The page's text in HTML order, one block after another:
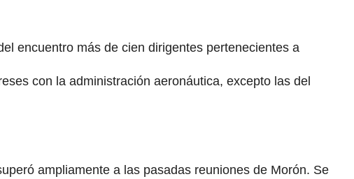
encuentro más de cien dirigentes pertenecientes a
con la administración aeronáutica, excepto las del
ampliamente a las pasadas reuniones de Morón. Se